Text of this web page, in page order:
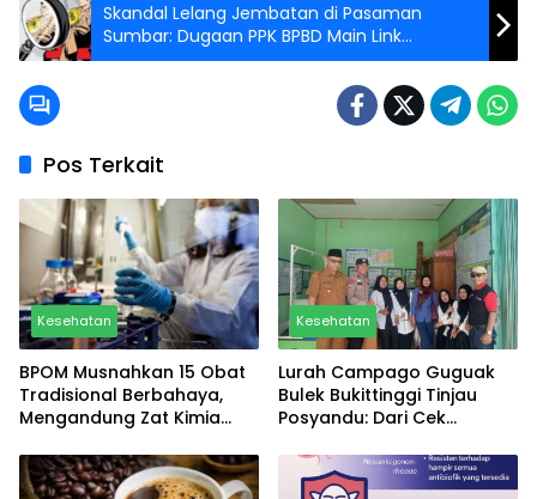
Skandal Lelang Jembatan di Pasaman
Sumbar: Dugaan PPK BPBD Main Link
Eksternal, Abaikan Sistem Resmi e-Katalog
Pos Terkait
Kesehatan
BPOM Musnahkan 15 Obat
Tradisional Berbahaya,
Mengandung Zat Kimia
Kesehatan
Lurah Campago Guguak
Bulek Bukittinggi Tinjau
Posyandu: Dari Cek
Bareng Lansia, Full Vibes
Positif!